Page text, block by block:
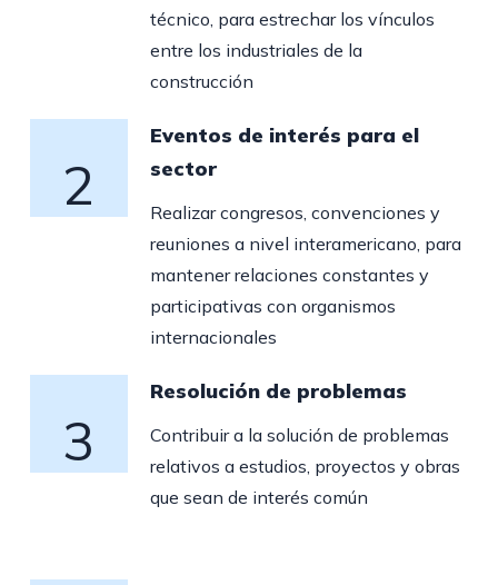
técnico, para estrechar los vínculos
entre los industriales de la
construcción
2
Eventos de interés para el
sector
Realizar congresos, convenciones y
reuniones a nivel interamericano, para
mantener relaciones constantes y
participativas con organismos
internacionales
3
Resolución de problemas
Contribuir a la solución de problemas
relativos a estudios, proyectos y obras
que sean de interés común